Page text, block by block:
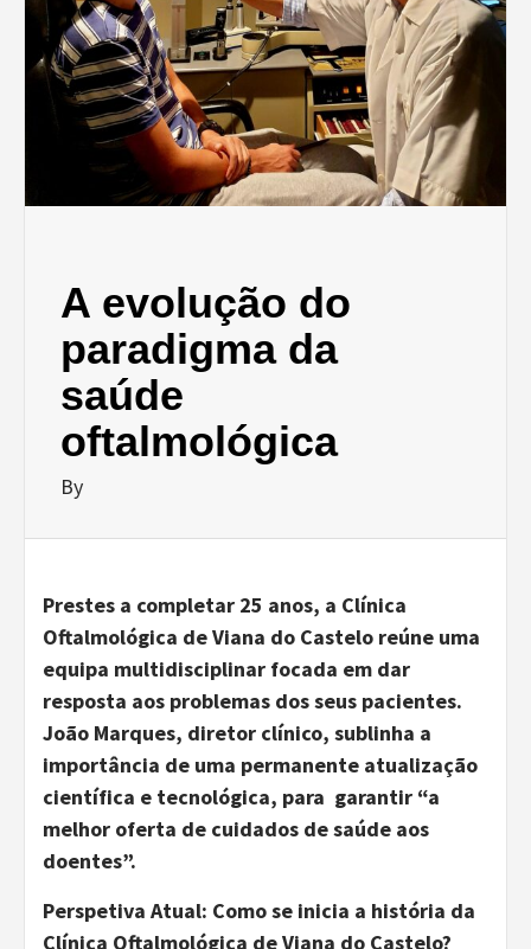
A evolução do
paradigma da
saúde
oftalmológica
By
Prestes a completar 25 anos, a Clínica
Oftalmológica de Viana do Castelo reúne uma
equipa multidisciplinar focada em dar
resposta aos problemas dos seus pacientes.
João Marques, diretor clínico, sublinha a
importância de uma permanente atualização
científica e tecnológica, para garantir “a
melhor oferta de cuidados de saúde aos
doentes”.
Perspetiva Atual: Como se inicia a história da
Clínica Oftalmológica de Viana do Castelo?